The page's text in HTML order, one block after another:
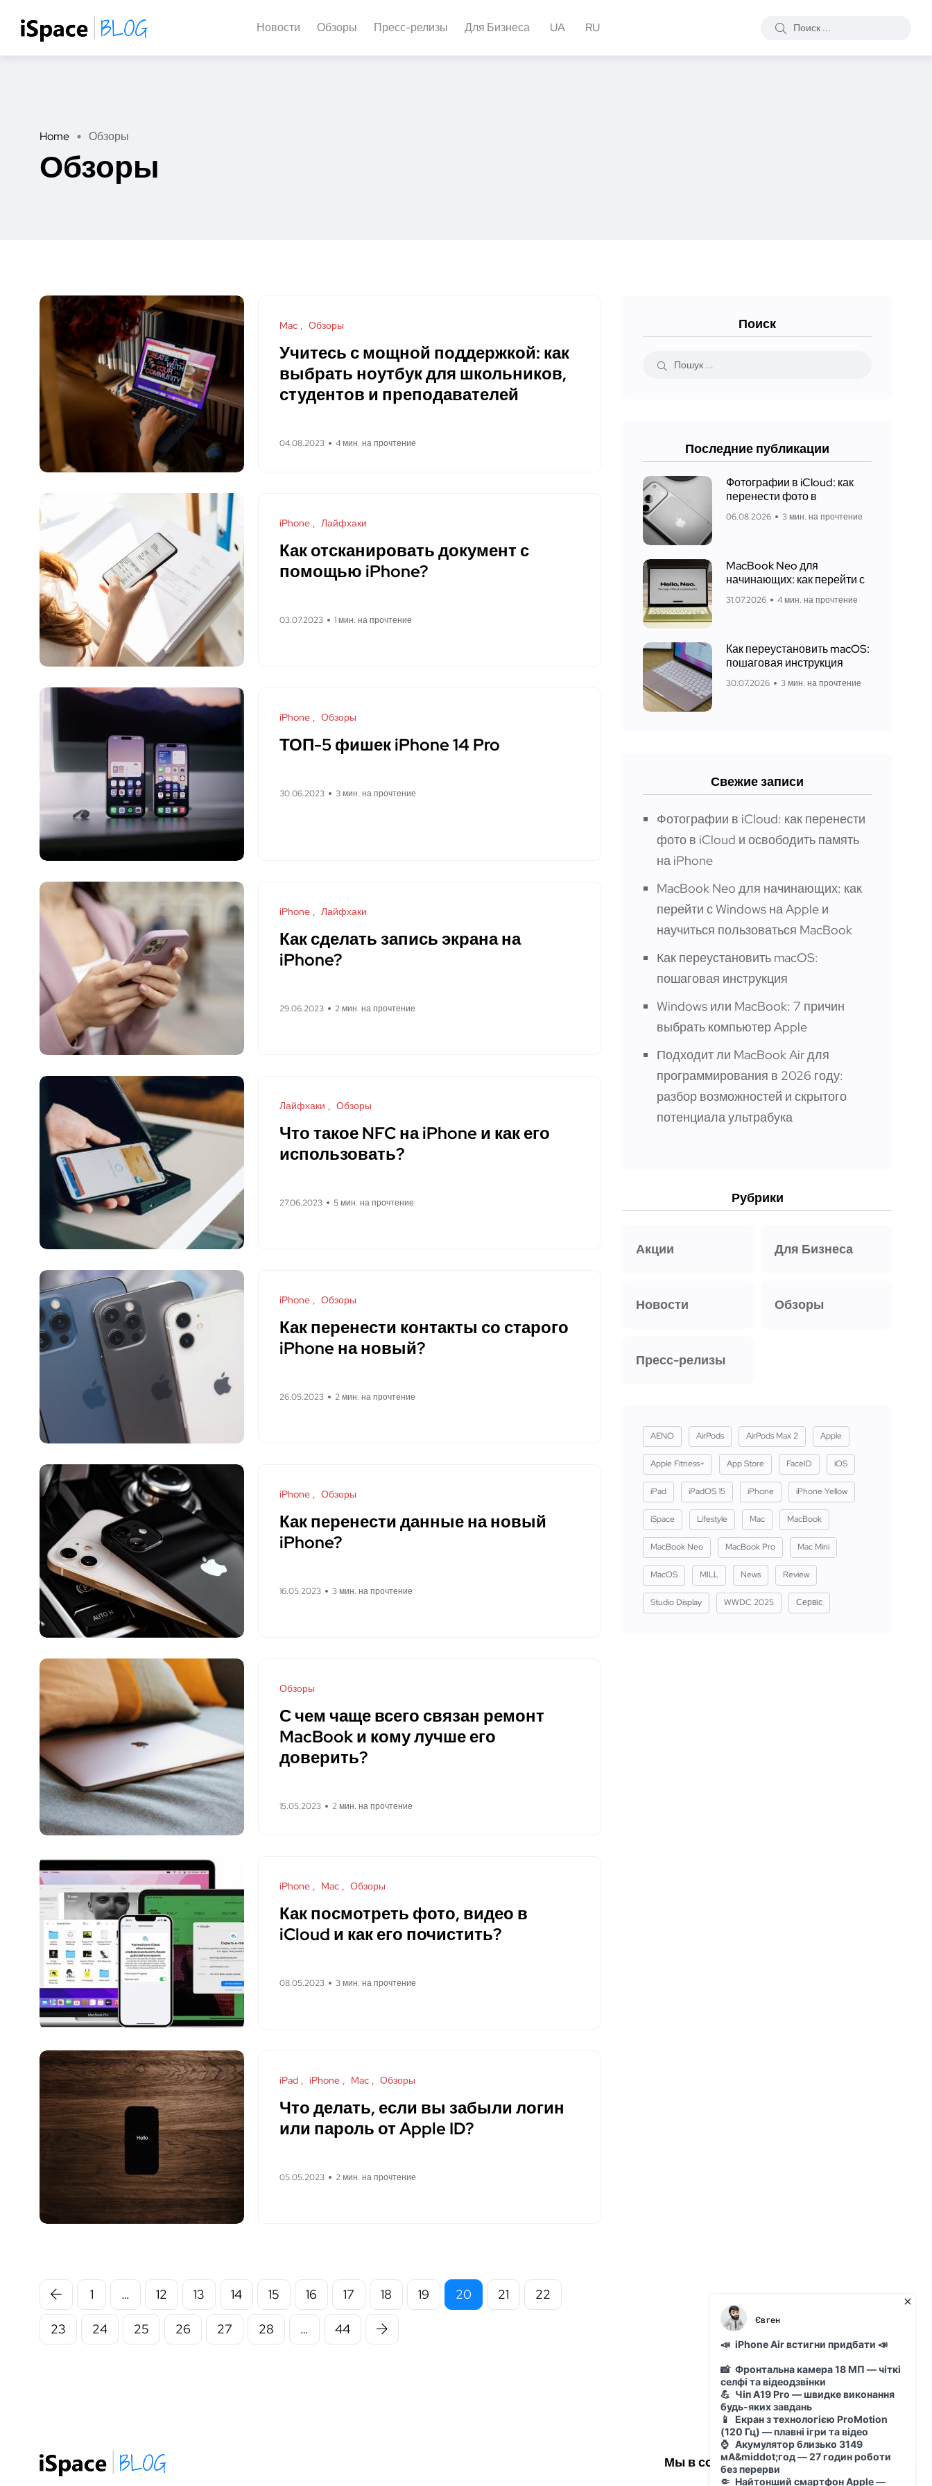
Новости Обзоры Пресс-релизы Для Бизнеса UA RU
Home Обзоры
Обзоры
Mac Обзоры
Учитесь с мощной поддержкой: как
выбрать ноутбук для школьников,
студентов и преподавателей
04.08.2023 4 мин. на прочтение
iPhone Лайфхаки
Как отсканировать документ с
помощью iPhone?
03.07.2023 1 мин. на прочтение
iPhone Обзоры
ТОП-5 фишек iPhone 14 Pro
30.06.2023 3 мин. на прочтение
iPhone Лайфхаки
Как сделать запись экрана на
iPhone?
29.06.2023 2 мин. на прочтение
Лайфхаки Обзоры
Что такое NFC на iPhone и как его
использовать?
27.06.2023 5 мин. на прочтение
iPhone Обзоры
Как перенести контакты со старого
iPhone на новый?
26.05.2023 2 мин. на прочтение
iPhone Обзоры
Как перенести данные на новый
iPhone?
16.05.2023 3 мин. на прочтение
Обзоры
С чем чаще всего связан ремонт
MacBook и кому лучше его
доверить?
15.05.2023 2 мин. на прочтение
iPhone Mac Обзоры
Как посмотреть фото, видео в
iCloud и как его почистить?
08.05.2023 3 мин. на прочтение
iPad iPhone Mac Обзоры
Что делать, если вы забыли логин
или пароль от Apple ID?
05.05.2023 2 мин. на прочтение
1 … 12 13 14 15 16 17 18 19 20 21 22
23 24 25 26 27 28 … 44
Поиск
Последние публикации
Фотографии в iCloud: как
перенести фото в
06.08.2026 3 мин. на прочтение
MacBook Neo для
начинающих: как перейти с
31.07.2026 4 мин. на прочтение
Как переустановить macOS:
пошаговая инструкция
30.07.2026 3 мин. на прочтение
Свежие записи
Фотографии в iCloud: как перенести
фото в iCloud и освободить память
на iPhone
MacBook Neo для начинающих: как
перейти с Windows на Apple и
научиться пользоваться MacBook
Как переустановить macOS:
пошаговая инструкция
Windows или MacBook: 7 причин
выбрать компьютер Apple
Подходит ли MacBook Air для
программирования в 2026 году:
разбор возможностей и скрытого
потенциала ультрабука
Рубрики
Акции Для Бизнеса
Новости Обзоры
Пресс-релизы
AENO AirPods AirPods Max 2 Apple
Apple Fitness+ App Store FaceID iOS
iPad iPadOS 15 iPhone iPhone Yellow
iSpace Lifestyle Mac MacBook
MacBook Neo MacBook Pro Mac Mini
MacOS MILL News Review
Studio Display WWDC 2025 Сервіс
Мы в социальных сетях: